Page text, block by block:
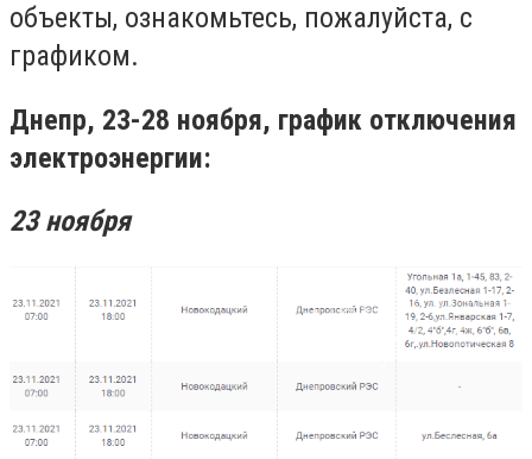
объекты, ознакомьтесь, пожалуйста, с
графиком.
Днепр, 23-28 ноября, график отключения
электроэнергии:
23 ноября